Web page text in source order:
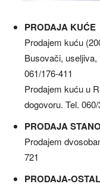
PRODAJA KUĆE
Prodajem kuću
Busovači, useljiva,
061/176-411
Prodajem kuću u
dogovoru. Tel.
PRODAJA
Prodajem
721
PRODAJA-